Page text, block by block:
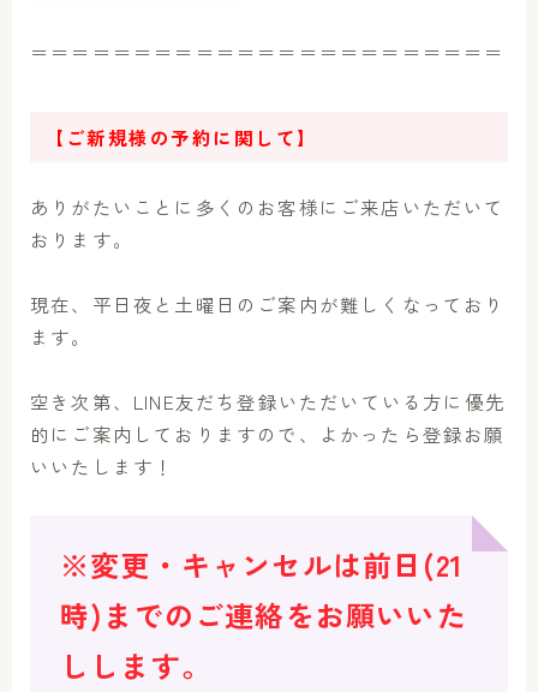
＝＝＝＝＝＝＝＝＝＝＝＝＝＝＝＝＝＝＝＝＝＝＝
【ご新規様の予約に関して】
ありがたいことに多くのお客様にご来店いただいて
おります。
現在、平日夜と土曜日のご案内が難しくなっており
ます。
空き次第、LINE友だち登録いただいている方に優先
的にご案内しておりますので、よかったら登録お願
いいたします！
※変更・キャンセルは前日(21
時)までのご連絡をお願いいた
しします。